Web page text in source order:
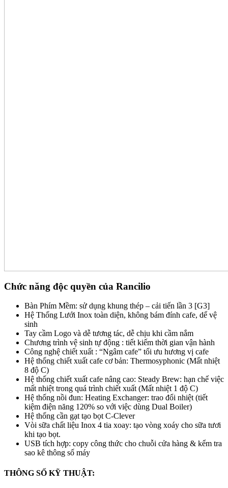
Chức năng độc quyền của Rancilio
Bàn Phím Mềm: sử dụng khung thép – cải tiến lần 3 [G3]
Hệ Thống Lưới Inox toàn diện, không bám đính cafe, dể vệ
sinh
Tay cầm Logo và dễ tương tác, dễ chịu khi cầm nắm
Chương trình vệ sinh tự động : tiết kiếm thời gian vận hành
Công nghệ chiết xuất : “Ngâm cafe” tối ưu hương vị cafe
Hệ thống chiết xuất cafe cơ bản: Thermosyphonic (Mất nhiệt
8 độ C)
Hệ thống chiết xuất cafe nâng cao: Steady Brew: hạn chế việc
mất nhiệt trong quá trình chiết xuất (Mất nhiệt 1 độ C)
Hệ thống nồi đun: Heating Exchanger: trao đổi nhiệt (tiết
kiệm điện năng 120% so với việc dùng Dual Boiler)
Hệ thống cần gạt tạo bọt C-Clever
Vòi sữa chất liệu Inox 4 tia xoay: tạo vòng xoáy cho sữa tươi
khi tạo bọt.
USB tích hợp: copy công thức cho chuỗi cửa hàng & kểm tra
sao kê thông số máy
THÔNG SỐ KỸ THUẬT: